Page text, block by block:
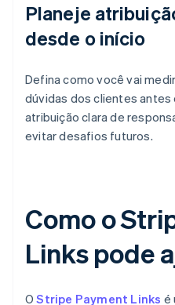
Planeje
desde o início
Defina como você vai
dúvidas dos clientes antes
atribuição clara de
evitar desafios futuros.
Como o
Links pode
OStripe Payment Links é